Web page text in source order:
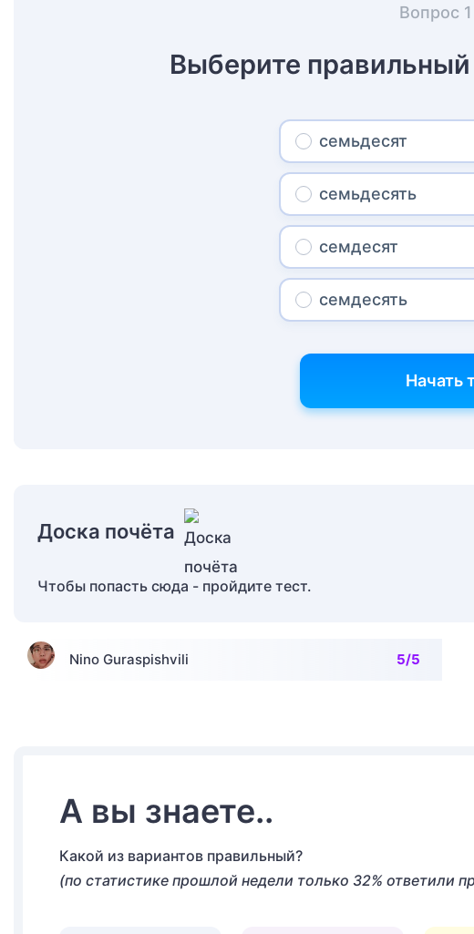
Вопрос 1
Выберите
семьдесят
семьдесять
семдесят
семдесять
Начать
Доска почёта
Чтобы попасть сюда - пройдите тест.
Nino Guraspishvili 5/5
А вы знаете..
Какой из вариантов правильный?
(по статистике прошлой недели только 32% ответили